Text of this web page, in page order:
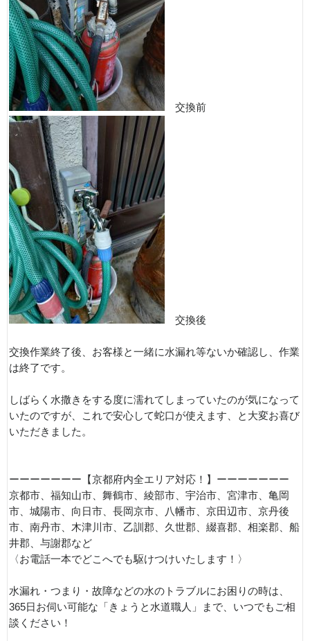
交換前
交換後
交換作業終了後、お客様と一緒に水漏れ等ないか確認し、作業
は終了です。
しばらく水撒きをする度に濡れてしまっていたのが気になって
いたのですが、これで安心して蛇口が使えます、と大変お喜び
いただきました。
ーーーーーーー【京都府内全エリア対応！】ーーーーーーー
京都市、福知山市、舞鶴市、綾部市、宇治市、宮津市、亀岡
市、城陽市、向日市、長岡京市、八幡市、京田辺市、京丹後
市、南丹市、木津川市、乙訓郡、久世郡、綴喜郡、相楽郡、船
井郡、与謝郡など
〈お電話一本でどこへでも駆けつけいたします！〉
水漏れ・つまり・故障などの水のトラブルにお困りの時は、
365日お伺い可能な「きょうと水道職人」まで、いつでもご相
談ください！